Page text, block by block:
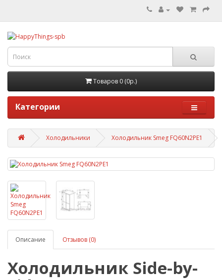
Товаров 0 (0р.)
Категории
Холодильники Холодильник Smeg FQ60N2PE1
Описание Отзывов (0)
Холодильник Side-by-